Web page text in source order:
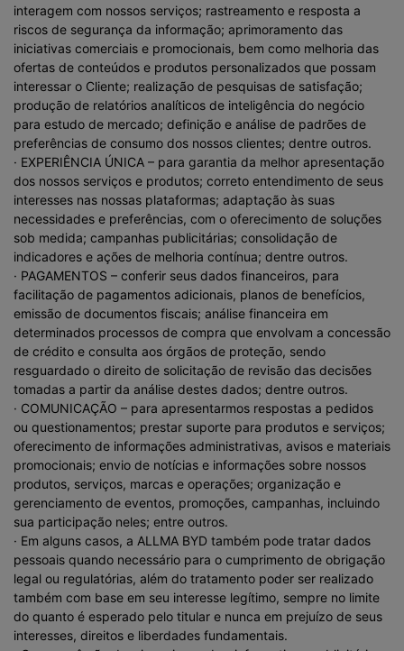
interagem com nossos serviços; rastreamento e resposta a
riscos de segurança da informação; aprimoramento das
iniciativas comerciais e promocionais, bem como melhoria das
ofertas de conteúdos e produtos personalizados que possam
interessar o Cliente; realização de pesquisas de satisfação;
produção de relatórios analíticos de inteligência do negócio
para estudo de mercado; definição e análise de padrões de
preferências de consumo dos nossos clientes; dentre outros.
· EXPERIÊNCIA ÚNICA – para garantia da melhor apresentação
dos nossos serviços e produtos; correto entendimento de seus
interesses nas nossas plataformas; adaptação às suas
necessidades e preferências, com o oferecimento de soluções
sob medida; campanhas publicitárias; consolidação de
indicadores e ações de melhoria contínua; dentre outros.
· PAGAMENTOS – conferir seus dados financeiros, para
facilitação de pagamentos adicionais, planos de benefícios,
emissão de documentos fiscais; análise financeira em
determinados processos de compra que envolvam a concessão
de crédito e consulta aos órgãos de proteção, sendo
resguardado o direito de solicitação de revisão das decisões
tomadas a partir da análise destes dados; dentre outros.
· COMUNICAÇÃO – para apresentarmos respostas a pedidos
ou questionamentos; prestar suporte para produtos e serviços;
oferecimento de informações administrativas, avisos e materiais
promocionais; envio de notícias e informações sobre nossos
produtos, serviços, marcas e operações; organização e
gerenciamento de eventos, promoções, campanhas, incluindo
sua participação neles; entre outros.
· Em alguns casos, a ALLMA BYD também pode tratar dados
pessoais quando necessário para o cumprimento de obrigação
legal ou regulatórias, além do tratamento poder ser realizado
também com base em seu interesse legítimo, sempre no limite
do quanto é esperado pelo titular e nunca em prejuízo de seus
interesses, direitos e liberdades fundamentais.